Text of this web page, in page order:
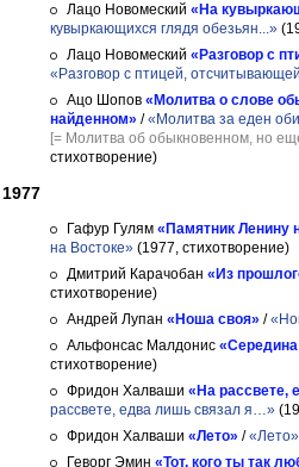
Лацо Новомеский «На
кувыркающихся глядя обезьян...»
Лацо Новомеский «Разговор с
«Разговор с птицей,
Ацо Шопов «Молитва о слове
найденном» /«Молитва за еден
[= Молитва об обыкновенном, но
стихотворение)
1977
Гафур Гулям «Памятник Ленину
на Востоке» (1977, стихотворение)
Дмитрий Карачобан «Из
стихотворение)
Андрей Лупан «Ноша своя» /
Альфонсас Малдонис
стихотворение)
Фридон Халваши «На рассвете,
рассвете, едва лишь связал я…»
Фридон Халваши «Лето» /«Лето»
Геворг Эмин «Тот, кого ты так